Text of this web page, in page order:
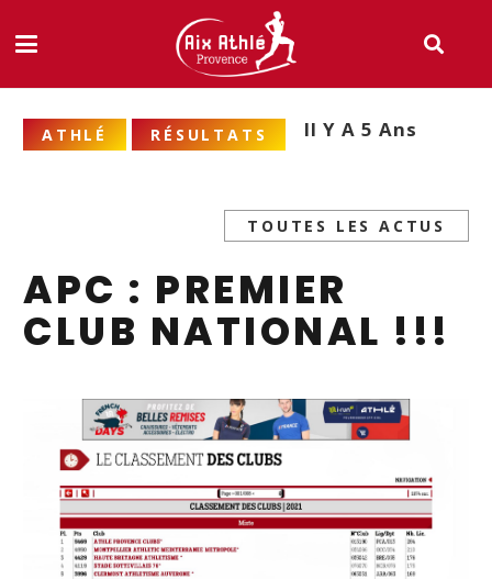
ATHLÉ RÉSULTATS Il Y A 5 Ans
TOUTES LES ACTUS
APC : PREMIER
CLUB NATIONAL !!!